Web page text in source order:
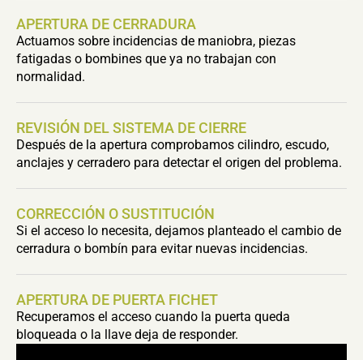
APERTURA DE CERRADURA
Actuamos sobre incidencias de maniobra, piezas
fatigadas o bombines que ya no trabajan con
normalidad.
REVISIÓN DEL SISTEMA DE CIERRE
Después de la apertura comprobamos cilindro, escudo,
anclajes y cerradero para detectar el origen del problema.
CORRECCIÓN O SUSTITUCIÓN
Si el acceso lo necesita, dejamos planteado el cambio de
cerradura o bombín para evitar nuevas incidencias.
APERTURA DE PUERTA FICHET
Recuperamos el acceso cuando la puerta queda
bloqueada o la llave deja de responder.